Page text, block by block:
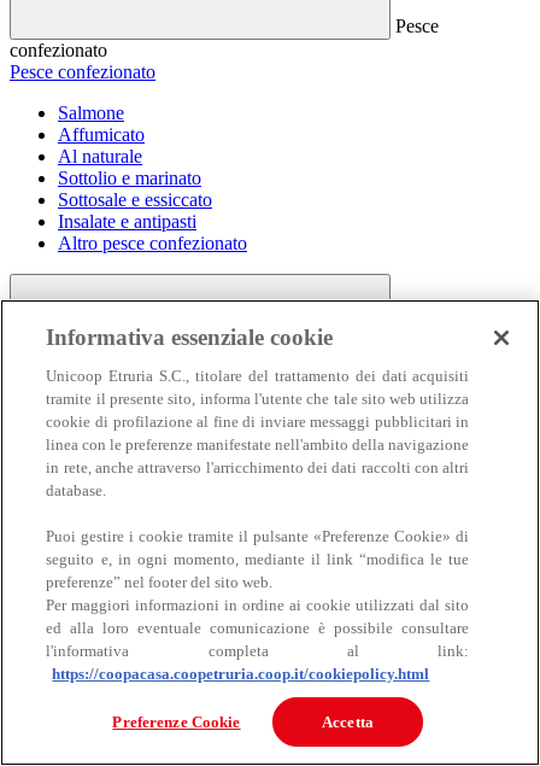
Pesce
confezionato
Pesce confezionato
Salmone
Affumicato
Al naturale
Sottolio e marinato
Sottosale e essiccato
Insalate e antipasti
Altro pesce confezionato
Carne
Carne
Bovino
Informativa essenziale cookie
Unicoop Etruria S.C., titolare del trattamento dei dati acquisiti
tramite il presente sito, informa l'utente che tale sito web utilizza
cookie di profilazione al fine di inviare messaggi pubblicitari in
linea con le preferenze manifestate nell'ambito della navigazione
in rete, anche attraverso l'arricchimento dei dati raccolti con altri
database.
Puoi gestire i cookie tramite il pulsante «Preferenze Cookie» di
seguito e, in ogni momento, mediante il link “modifica le tue
preferenze” nel footer del sito web.
Per maggiori informazioni in ordine ai cookie utilizzati dal sito
ed alla loro eventuale comunicazione è possibile consultare
l'informativa completa al link:
https://coopacasa.coopetruria.coop.it/cookiepolicy.html
Preferenze Cookie Accetta